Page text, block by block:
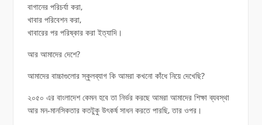
বাগানের পরিচর্যা করা,
খাবার পরিবেশন করা,
খাবারের পর পরিষ্কার করা ইত্যাদি।
আর আমাদের দেশে?
আমাদের বাচ্চাগুলোর স্কুলব্যাগ কি আমরা কখনো কাঁধে নিয়ে দেখেছি?
২০৫০ এর বাংলাদেশ কেমন হবে তা নির্ভর করছে আমরা আমাদের শিক্ষা ব্যবস্থা
আর মন-মানসিকতার কতটুকু উৎকর্ষ সাধন করতে পারছি, তার ওপর।